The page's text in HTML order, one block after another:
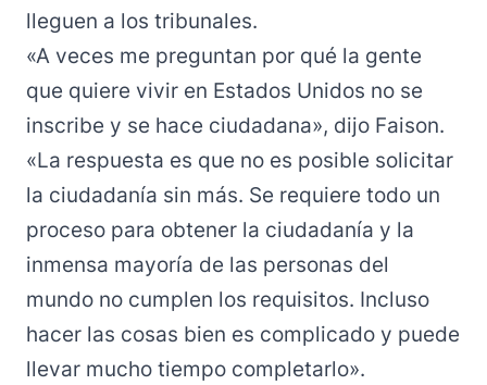
lleguen a los tribunales.
«A veces me preguntan por qué la gente
que quiere vivir en Estados Unidos no se
inscribe y se hace ciudadana», dijo Faison.
«La respuesta es que no es posible solicitar
la ciudadanía sin más. Se requiere todo un
proceso para obtener la ciudadanía y la
inmensa mayoría de las personas del
mundo no cumplen los requisitos. Incluso
hacer las cosas bien es complicado y puede
llevar mucho tiempo completarlo».